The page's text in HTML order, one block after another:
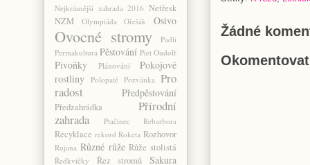
Žádné
Okomentovat
Nejkrásnější zahrada 2016 Netřesk
NZM
Olympiáda Ořešák Osivo
Ovocné stromy
Padlí
Permakultura Pěstování Piet Oudolf
Pivoňky Plánování
Pokojové
rostliny Polopatě Pozvánka Pro
radost
Předpěstování
Předzahrádka
Přírodní
zahrada
Ptačinec Rebarbora
Recyklace rekord Roketa Rozhovor
Rujana Různé růže Růže stolistá
Ředkvičky Řez stromů Sakura